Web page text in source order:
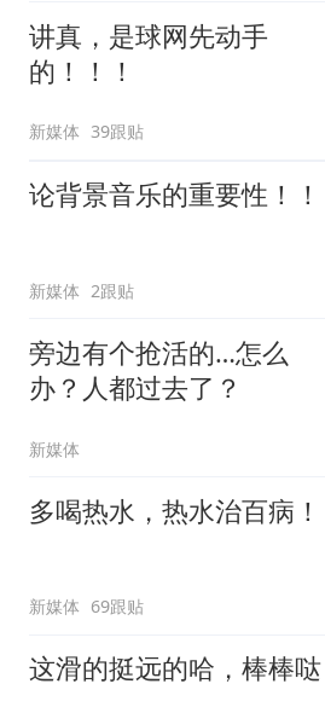
讲真，是球网先动手
的！！！
新媒体 39跟贴
论背景音乐的重要性！！
新媒体 2跟贴
旁边有个抢活的…怎么
办？人都过去了？
新媒体
多喝热水，热水治百病！
新媒体 69跟贴
这滑的挺远的哈，棒棒哒